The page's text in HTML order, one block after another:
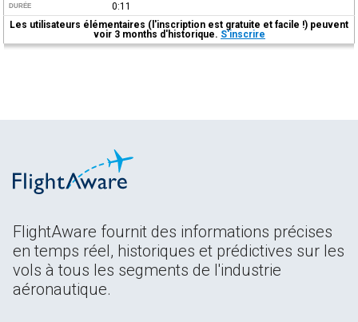
DURÉE
0:11
Les utilisateurs élémentaires (l'inscription est gratuite et facile !) peuvent
voir 3 months d'historique. S'inscrire
FlightAware fournit des informations précises
en temps réel, historiques et prédictives sur les
vols à tous les segments de l'industrie
aéronautique.